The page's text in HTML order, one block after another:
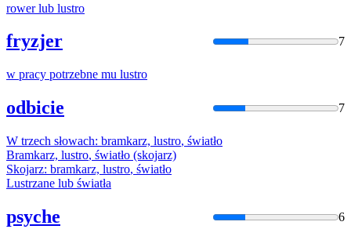
rower lub lustro
fryzjer 7
w pracy potrzebne mu lustro
odbicie 7
W trzech słowach: bramkarz, lustro, światło
Bramkarz, lustro, światło (skojarz)
Skojarz: bramkarz, lustro, światło
Lustrzane lub światła
psyche 6